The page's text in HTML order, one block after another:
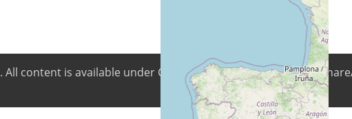
. All content is available under Creative Commons Attribution-